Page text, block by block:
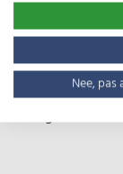
Type:
Gewicht:
Lengte:
Nee, pas